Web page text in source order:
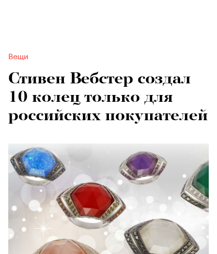
Вещи
Стивен Вебстер создал
10 колец только для
российских покупателей